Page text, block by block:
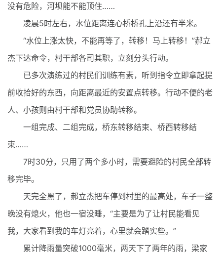
没有危险，河坝能不能顶住……
凌晨5时左右，水位距离连心桥桥孔上沿还有半米。
“水位上涨太快，不能再等了，转移！马上转移！”郝立
杰下达命令，村干部各司其职，立刻分头行动。
已多次演练过的村民们训练有素，听到指令立即拿起提
前收拾好的东西，向距离最近的安置点转移。行动不便的老
人、小孩则由村干部和党员协助转移。
一组完成、二组完成，桥东转移结束、桥西转移结
束……
7时30分，只用了两个多小时，需要避险的村民全部转
移完毕。
天完全黑了，郝立杰把车停到村里的最高处，车子一整
晚没有熄火，他也一宿没睡，“主要是为了让村民能看见
我，大家看到我的车灯亮着，心里就会踏实些。”
累计降雨量突破1000毫米，两天下了两年的雨，梁家